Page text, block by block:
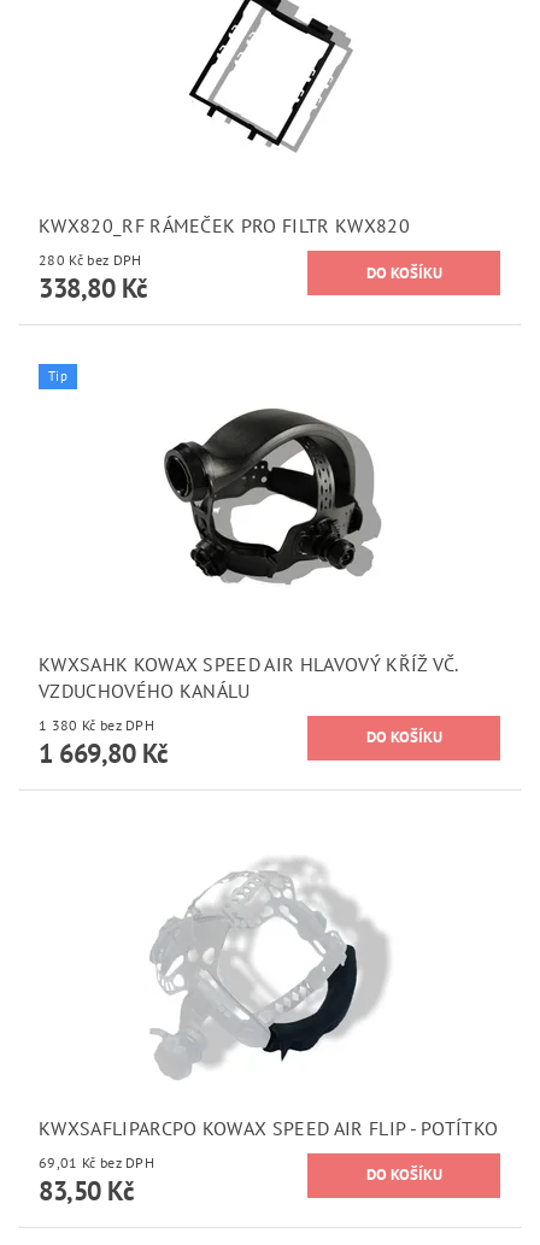
KWX820_RF RÁMEČEK PRO FILTR KWX820
280 Kč bez DPH
338,80 Kč
Tip
KWXSAHK KOWAX SPEED AIR HLAVOVÝ KŘÍŽ VČ.
VZDUCHOVÉHO KANÁLU
1 380 Kč bez DPH
1 669,80 Kč
KWXSAFLIPARCPO KOWAX SPEED AIR FLIP - POTÍTKO
69,01 Kč bez DPH
83,50 Kč